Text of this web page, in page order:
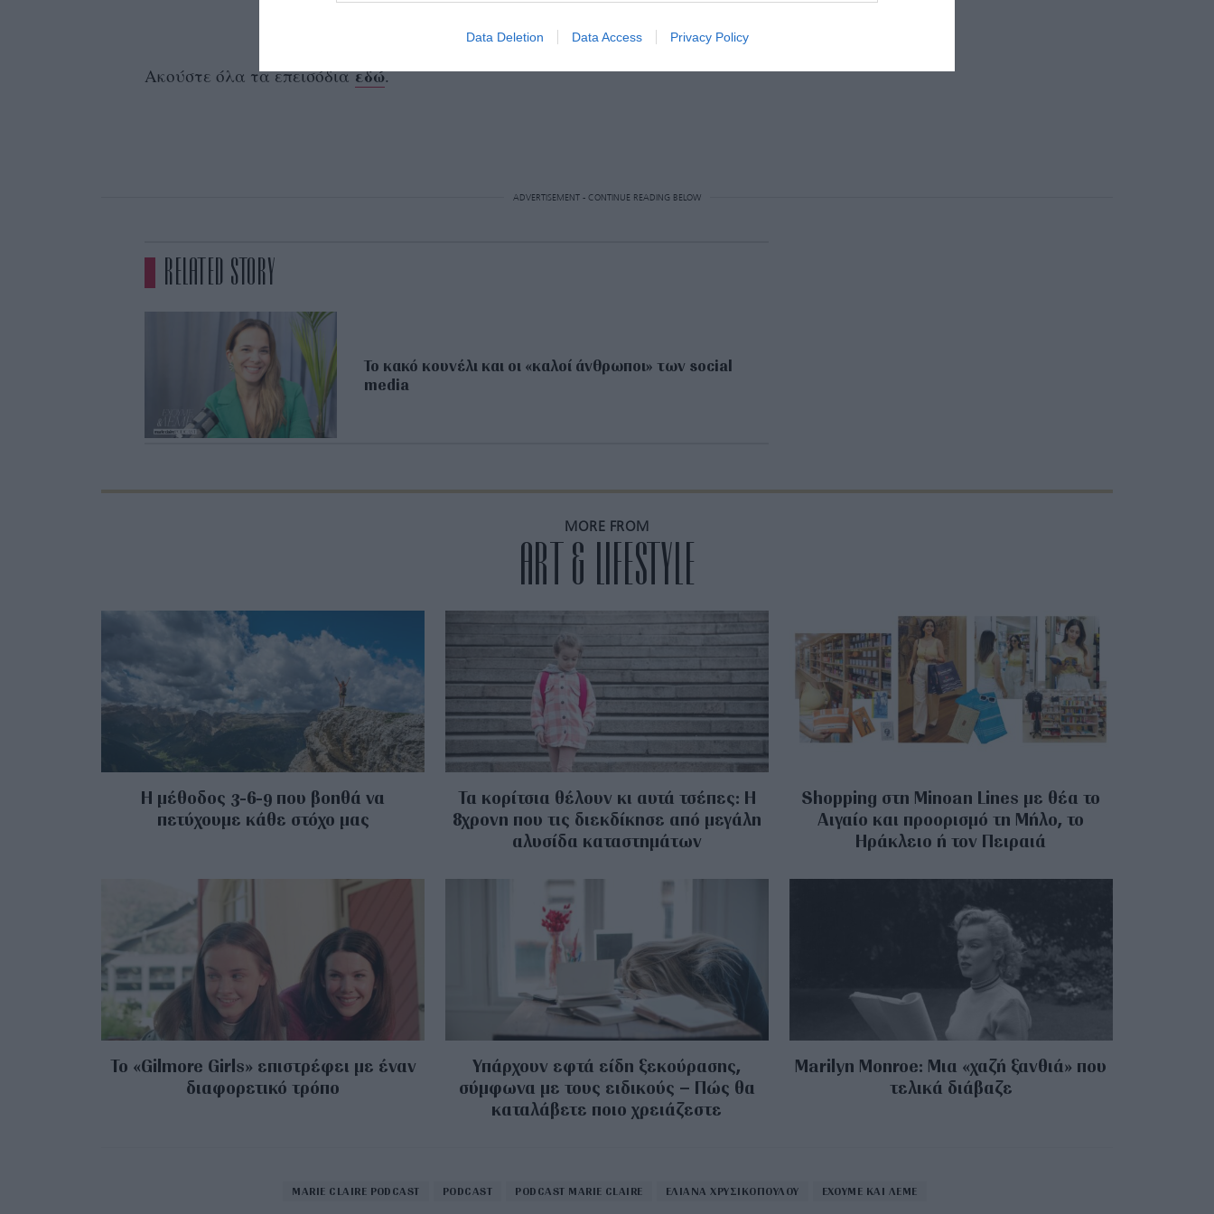
Data Deletion Data Access Privacy Policy
Ακούστε όλα τα επεισόδιαεδώ.
ADVERTISEMENT - CONTINUE READING BELOW
RELATED STORY
Το κακό κουνέλι και οι «καλοί άνθρωποι» των social
media
MORE FROM
ART & LIFESTYLE
Η μέθοδος 3-6-9 που βοηθά να
πετύχουμε κάθε στόχο μας
Τα κορίτσια θέλουν κι αυτά τσέπες: Η
8χρονη που τις διεκδίκησε από μεγάλη
αλυσίδα καταστημάτων
Shopping στη Minoan Lines με θέα το
Αιγαίο και προορισμό τη Μήλο, το
Ηράκλειο ή τον Πειραιά
Το «Gilmore Girls» επιστρέφει με έναν
διαφορετικό τρόπο
Υπάρχουν εφτά είδη ξεκούρασης,
σύμφωνα με τους ειδικούς – Πώς θα
καταλάβετε ποιο χρειάζεστε
Marilyn Monroe: Μια «χαζή ξανθιά» που
τελικά διάβαζε
MARIE CLAIRE PODCAST PODCAST PODCAST MARIE CLAIRE ΕΛΙΑΝΑ ΧΡΥΣΙΚΟΠΟΥΛΟΥ ΕΧΟΥΜΕ ΚΑΙ ΛΕΜΕ